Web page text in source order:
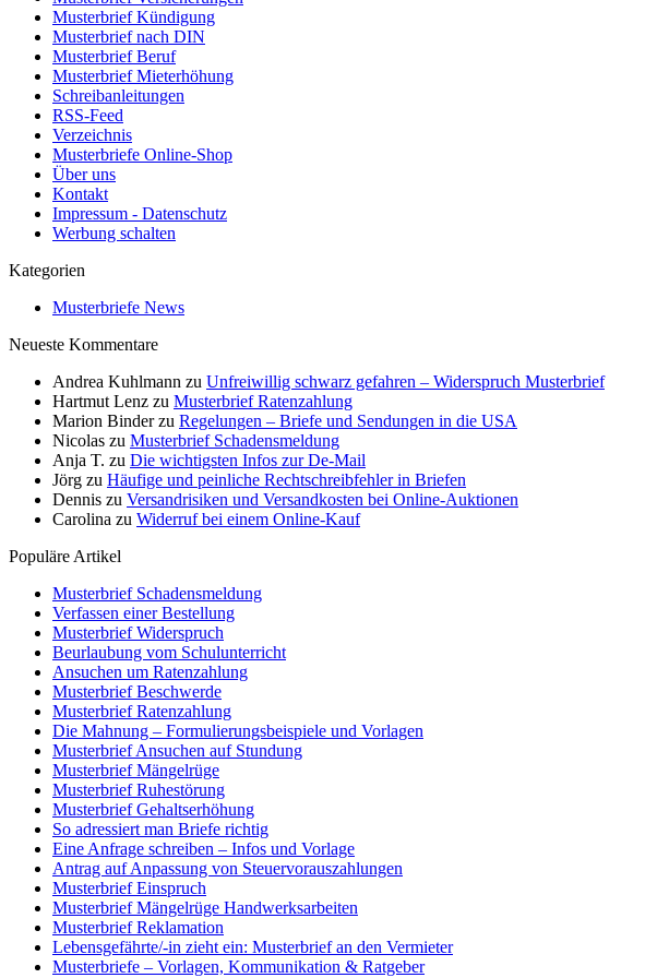
Musterbrief Kündigung
Musterbrief nach DIN
Musterbrief Beruf
Musterbrief Mieterhöhung
Schreibanleitungen
RSS-Feed
Verzeichnis
Musterbriefe Online-Shop
Über uns
Kontakt
Impressum - Datenschutz
Werbung schalten
Kategorien
Musterbriefe News
Neueste Kommentare
Andrea Kuhlmann zu Unfreiwillig schwarz gefahren – Widerspruch Musterbrief
Hartmut Lenz zu Musterbrief Ratenzahlung
Marion Binderzu Regelungen – Briefe und Sendungen in die USA
Nicolas zu Musterbrief Schadensmeldung
Anja T. zu Die wichtigsten Infos zur De-Mail
Jörg zu Häufige und peinliche Rechtschreibfehler in Briefen
Dennis zu Versandrisiken und Versandkosten bei Online-Auktionen
Carolina zu Widerruf bei einem Online-Kauf
Populäre Artikel
Musterbrief Schadensmeldung
Verfassen einer Bestellung
Musterbrief Widerspruch
Beurlaubung vom Schulunterricht
Ansuchen um Ratenzahlung
Musterbrief Beschwerde
Musterbrief Ratenzahlung
Die Mahnung – Formulierungsbeispiele und Vorlagen
Musterbrief Ansuchen auf Stundung
Musterbrief Mängelrüge
Musterbrief Ruhestörung
Musterbrief Gehaltserhöhung
So adressiert man Briefe richtig
Eine Anfrage schreiben – Infos und Vorlage
Antrag auf Anpassung von Steuervorauszahlungen
Musterbrief Einspruch
Musterbrief Mängelrüge Handwerksarbeiten
Musterbrief Reklamation
Lebensgefährte/-in zieht ein: Musterbrief an den Vermieter
Musterbriefe – Vorlagen, Kommunikation & Ratgeber